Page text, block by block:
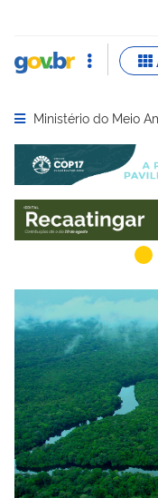
Abrir menu
Ministério do Meio
Serviços